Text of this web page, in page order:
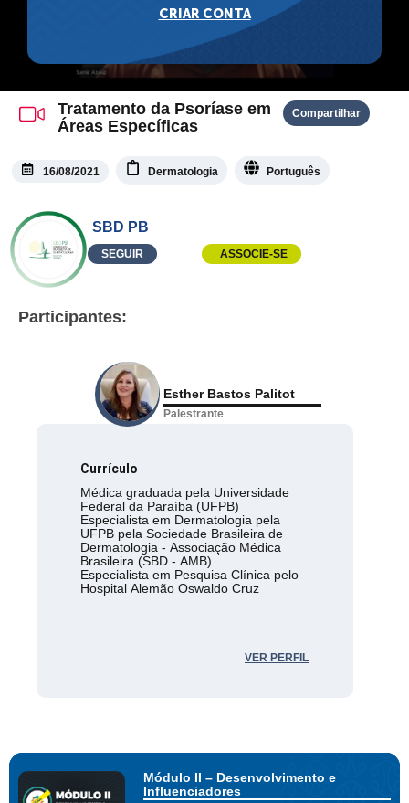
Tratamento da Psoríase em
Áreas Específicas
Compartilhar
16/08/2021 Dermatologia Português
SBD PB
SEGUIR ASSOCIE-SE
Participantes:
Esther Bastos Palitot
Palestrante
Currículo
Médica graduada pela Universidade
Federal da Paraíba (UFPB)
Especialista em Dermatologia pela
UFPB pela Sociedade Brasileira de
Dermatologia - Associação Médica
Brasileira (SBD - AMB)
Especialista em Pesquisa Clínica pelo
Hospital Alemão Oswaldo Cruz
VER PERFIL
Módulo II – Desenvolvimento e
Influenciadores